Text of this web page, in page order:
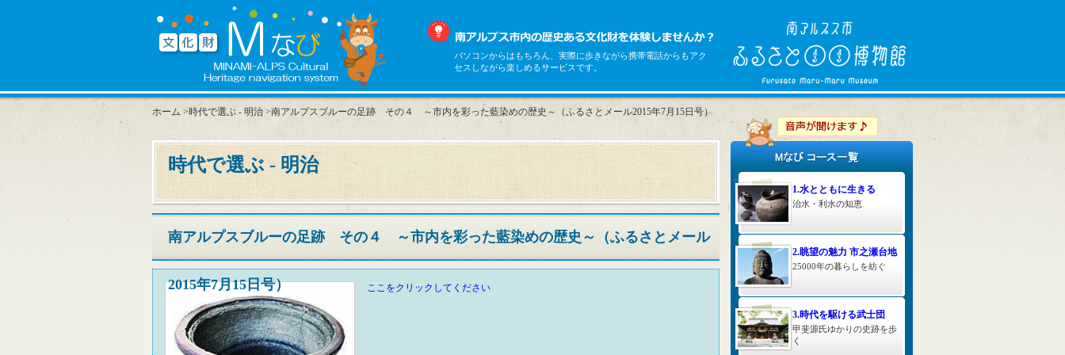
パソコンからはもちろん、実際に歩きながら携帯電話からもアク
セスしながら楽しめるサービスです。
1.水とともに生きる
治水・利水の知恵
2.眺望の魅力 市之瀬台地
25000年の暮らしを紡ぐ
3.時代を駆ける武士団
甲斐源氏ゆかりの史跡を歩
く
ホーム >時代で選ぶ - 明治 >南アルプスブルーの足跡 その４ ～市内を彩った藍染めの歴史～（ふるさとメール2015年7月15日号）
時代で選ぶ - 明治
南アルプスブルーの足跡 その４ ～市内を彩った藍染めの歴史～（ふるさとメール
2015年7月15日号） ここをクリックしてください